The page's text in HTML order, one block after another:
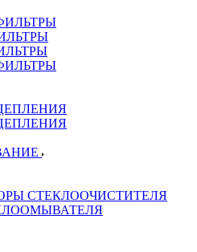
СТЕКЛООЧИСТИТЕЛЯ